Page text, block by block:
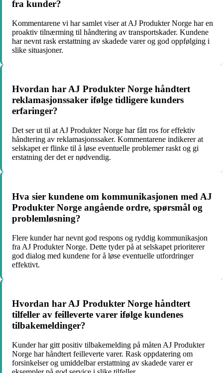
fra kunder?
Kommentarene vi har samlet viser at AJ Produkter Norge har en
proaktiv tilnærming til håndtering av transportskader. Kundene
har nevnt rask erstattning av skadede varer og god oppfølging i
slike situasjoner.
Hvordan har AJ Produkter Norge håndtert
reklamasjonssaker ifølge tidligere kunders
erfaringer?
Det ser ut til at AJ Produkter Norge har fått ros for effektiv
håndtering av reklamasjonssaker. Kommentarene indikerer at
selskapet er flinke til å løse eventuelle problemer raskt og gi
erstatning der det er nødvendig.
Hva sier kundene om kommunikasjonen med AJ
Produkter Norge angående ordre, spørsmål og
problemløsning?
Flere kunder har nevnt god respons og ryddig kommunikasjon
fra AJ Produkter Norge. Dette tyder på at selskapet prioriterer
god dialog med kundene for å løse eventuelle utfordringer
effektivt.
Hvordan har AJ Produkter Norge håndtert
tilfeller av feilleverte varer ifølge kundenes
tilbakemeldinger?
Kunder har gitt positiv tilbakemelding på måten AJ Produkter
Norge har håndtert feilleverte varer. Rask oppdatering om
forsinkelser og umiddelbar erstattning av skadede varer er